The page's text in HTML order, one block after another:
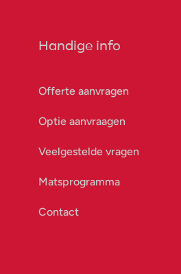
Handige info
Offerte aanvragen
Optie aanvraagen
Veelgestelde vragen
Matsprogramma
Contact